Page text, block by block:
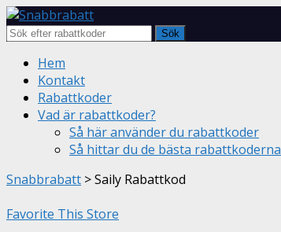
Sök
Skip
content
Hem
Kontakt
Rabattkoder
Vad är rabattkoder?
Så här använder du rabattkoder
Så hittar du de bästa rabattkoderna
Snabbrabatt >Saily Rabattkod
Favorite This Store